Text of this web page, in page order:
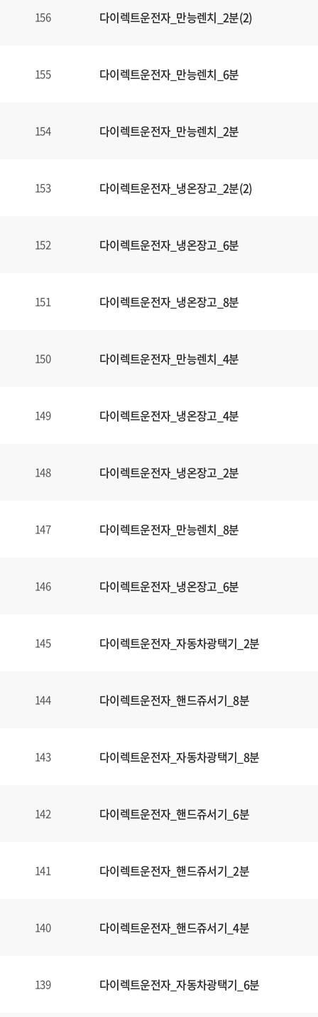
156 다이렉트운전자_만능렌치_2분(2)
155 다이렉트운전자_만능렌치_6분
154 다이렉트운전자_만능렌치_2분
153 다이렉트운전자_냉온장고_2분(2)
152 다이렉트운전자_냉온장고_6분
151 다이렉트운전자_냉온장고_8분
150 다이렉트운전자_만능렌치_4분
149 다이렉트운전자_냉온장고_4분
148 다이렉트운전자_냉온장고_2분
147 다이렉트운전자_만능렌치_8분
146 다이렉트운전자_냉온장고_6분
145 다이렉트운전자_자동차광택기_2분
144 다이렉트운전자_핸드쥬서기_8분
143 다이렉트운전자_자동차광택기_8분
142 다이렉트운전자_핸드쥬서기_6분
141 다이렉트운전자_핸드쥬서기_2분
140 다이렉트운전자_핸드쥬서기_4분
139 다이렉트운전자_자동차광택기_6분